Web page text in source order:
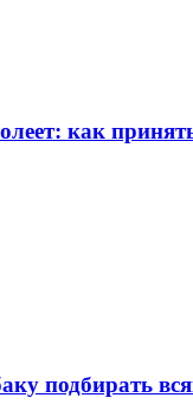
как
подбирать